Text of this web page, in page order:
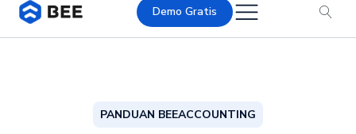
Demo Gratis
PANDUAN BEEACCOUNTING